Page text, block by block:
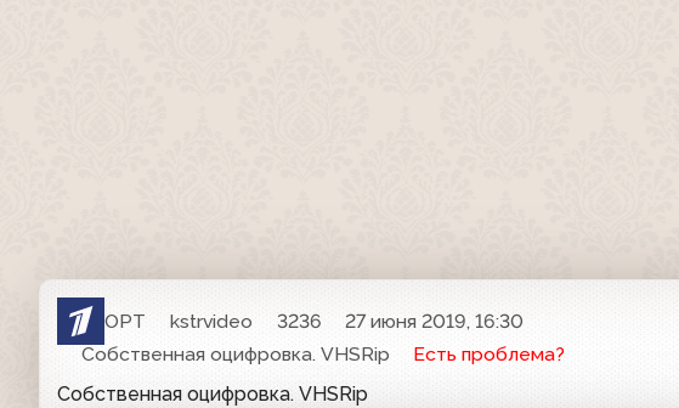
ОРТ kstrvideo 3236
27 июня 2019, 16:30
Собственная оцифровка. VHSRip
Есть проблема?
Собственная оцифровка. VHSRip